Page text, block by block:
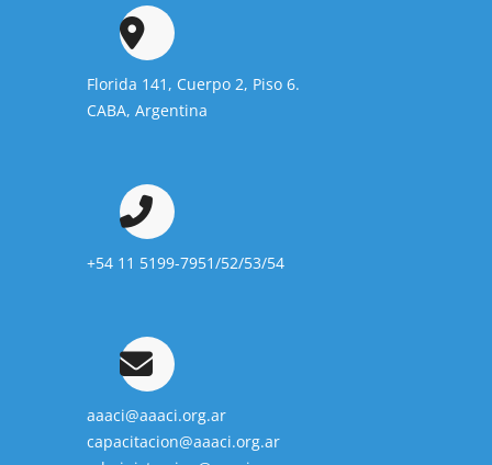
Florida 141, Cuerpo 2, Piso 6.
CABA, Argentina
+54 11 5199-7951/52/53/54
aaaci@aaaci.org.ar
capacitacion@aaaci.org.ar